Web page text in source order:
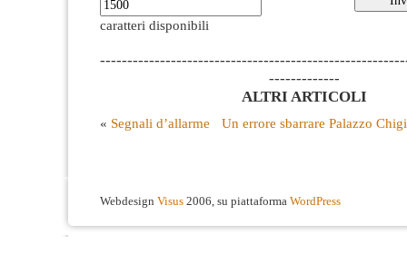
caratteri disponibili
-------------
ALTRI ARTICOLI
« Segnali d’allarme Un errore sbarrare Palazzo
Webdesign Visus 2006, su piattaforma WordPress